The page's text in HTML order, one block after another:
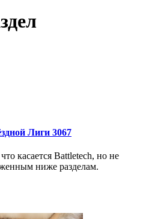
Лиги 3067
касается Battletech, но не
ниже разделам.